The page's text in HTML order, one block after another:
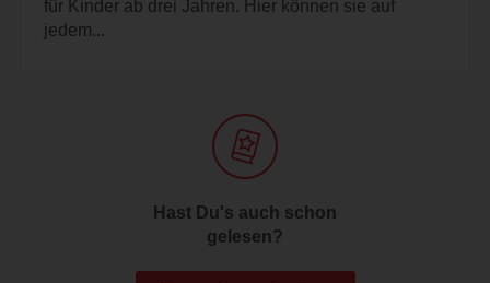
für Kinder ab drei Jahren. Hier können sie auf
jedem...
Hast Du's auch schon
gelesen?